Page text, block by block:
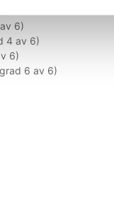
6)
4 av 6)
6)
6 av 6)